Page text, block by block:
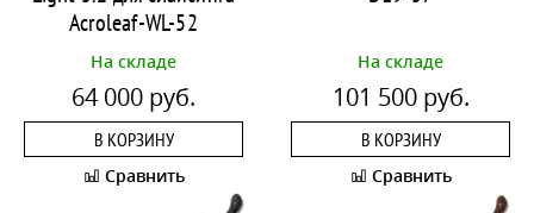
Acroleaf-WL-52
На складе
64 000 руб.
В КОРЗИНУ
Сравнить
На складе
101 500 руб.
В КОРЗИНУ
Сравнить